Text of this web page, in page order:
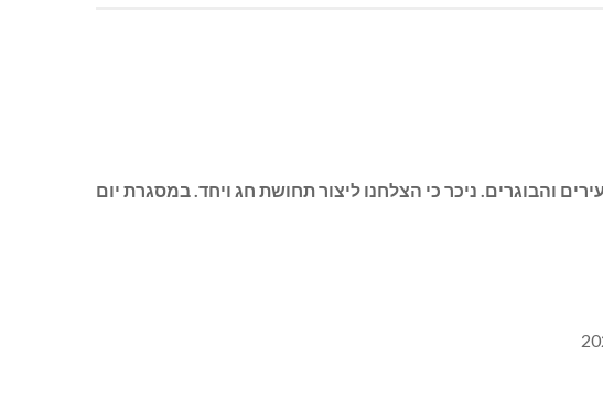
והבוגרים. ניכר כי הצלחנו ליצור תחושת חג ויחד. במסגרת יום